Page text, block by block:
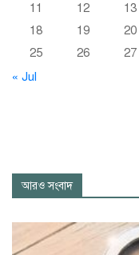
11
12 13
18
19 20
25
26 27
« Jul
আরও সংবাদ